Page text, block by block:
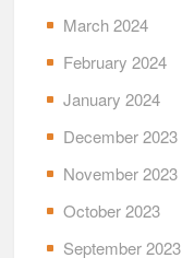
March 2024
February 2024
January 2024
December 2023
November 2023
October 2023
September 2023